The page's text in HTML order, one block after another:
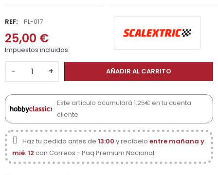
REF: PL-017
25,00 €
Impuestos incluidos
− + AÑADIR AL CARRITO
Este artículo acumulará 1.25€ en tu cuenta
cliente
Haz tu pedido antes de 13:00 y recíbelo entre mañana y
mié. 12 con Correos - Paq Premium Nacional